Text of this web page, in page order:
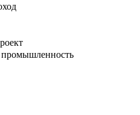
промышленность